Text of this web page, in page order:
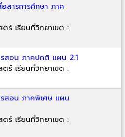
สารการศึกษา ภาค
ร์ เรียนที่วิทยาเขต :
สอน ภาคปกติ แผน 2.1
ร์ เรียนที่วิทยาเขต :
สอน ภาคพิเศษ แผน
ร์ เรียนที่วิทยาเขต :